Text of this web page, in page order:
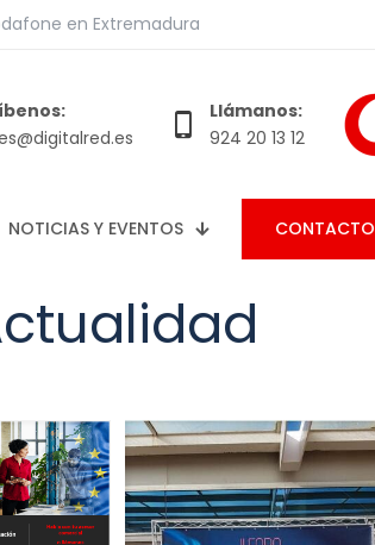
en Extremadura
Llámanos:
924 20 13 12
NOTICIAS Y EVENTOS CONTACTO